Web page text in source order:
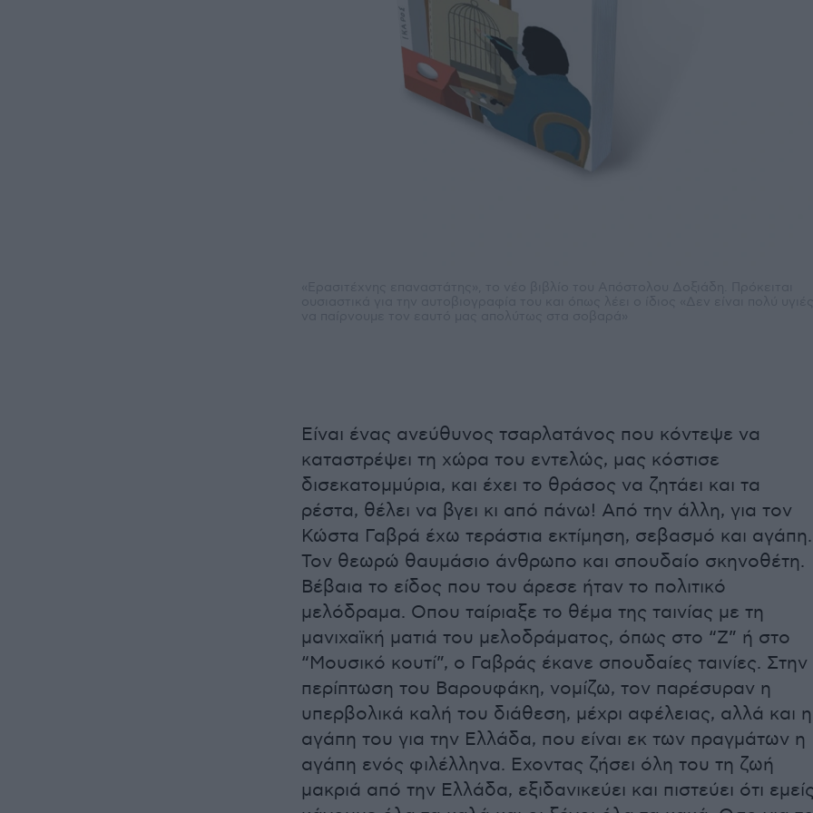
Είναι ένας ανεύθυνος τσαρλατάνος που κόντεψε να
καταστρέψει τη χώρα του εντελώς, μας κόστισε
δισεκατομμύρια, και έχει το θράσος να ζητάει και τα
ρέστα, θέλει να βγει κι από πάνω! Από την άλλη, για τον
Κώστα Γαβρά έχω τεράστια εκτίμηση, σεβασμό και αγάπη.
Τον θεωρώ θαυμάσιο άνθρωπο και σπουδαίο σκηνοθέτη.
Βέβαια το είδος που του άρεσε ήταν το πολιτικό
μελόδραμα. Οπου ταίριαξε το θέμα της ταινίας με τη
μανιχαϊκή ματιά του μελοδράματος, όπως στο “Ζ” ή στο
“Μουσικό κουτί”, ο Γαβράς έκανε σπουδαίες ταινίες. Στην
περίπτωση του Βαρουφάκη, νομίζω, τον παρέσυραν η
υπερβολικά καλή του διάθεση, μέχρι αφέλειας, αλλά και η
αγάπη του για την Ελλάδα, που είναι εκ των πραγμάτων η
αγάπη ενός φιλέλληνα. Εχοντας ζήσει όλη του τη ζωή
μακριά από την Ελλάδα, εξιδανικεύει και πιστεύει ότι